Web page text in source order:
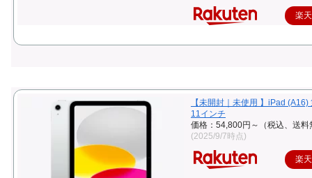
楽
【未開封｜未使用 】iPad (A16)
11インチ
価格：54,800円～（税込、送料
(2025/9/7時点)
楽